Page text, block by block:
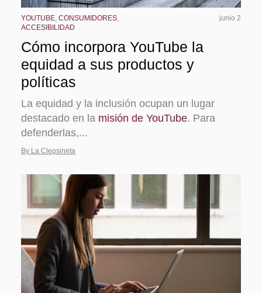
YOUTUBE, CONSUMIDORES,
ACCESIBILIDAD
junio 2
Cómo incorpora YouTube la
equidad a sus productos y
políticas
La equidad y la inclusión ocupan un lugar
destacado en la misión de YouTube. Para
defenderlas,...
By La Clepsineta